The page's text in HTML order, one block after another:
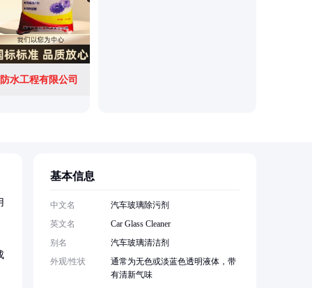
水工程有限公司
基本信息
中文名
汽车玻璃除污剂
英文名
Car Glass Cleaner
别名
汽车玻璃清洁剂
外观/性状
通常为无色或淡蓝色透明液体，带
有清新气味